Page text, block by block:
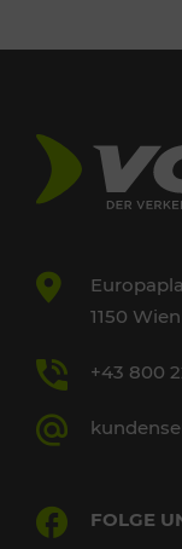
1150 Wien
+43 800
FOLGE